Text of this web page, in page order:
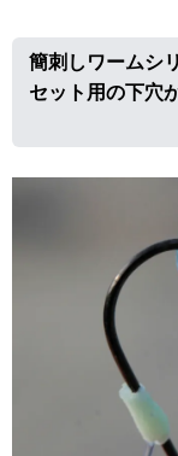
簡刺しワームシ
セット用の下穴